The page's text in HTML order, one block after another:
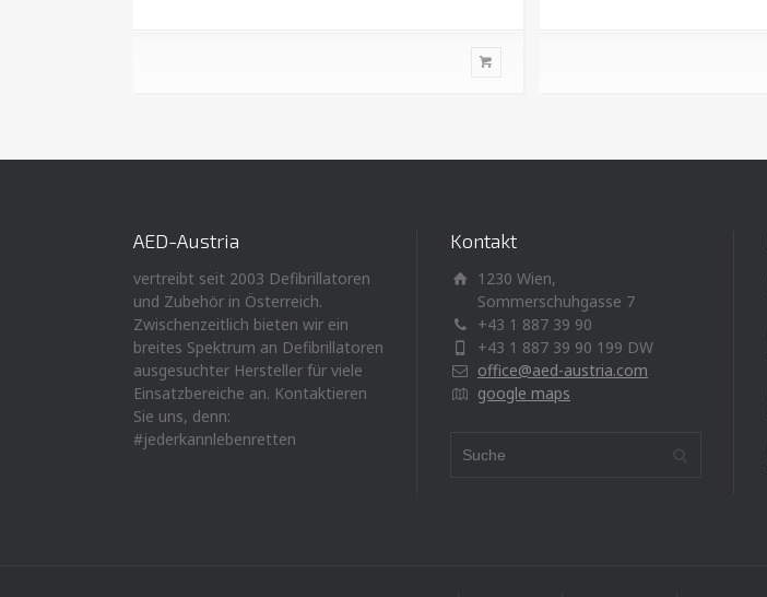
AED-Austria
vertreibt seit 2003 Defibrillatoren
und Zubehör in Österreich.
Zwischenzeitlich bieten wir ein
breites Spektrum an Defibrillatoren
ausgesuchter Hersteller für viele
Einsatzbereiche an. Kontaktieren
Sie uns, denn:
#jederkannlebenretten
Kontakt
1230 Wien,
Sommerschuhgasse 7
+43 1 887 39 90
+43 1 887 39 90 199 DW
office@aed-austria.com
google maps